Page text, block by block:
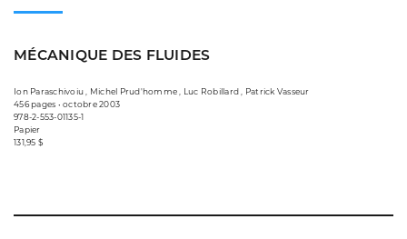
MÉCANIQUE DES FLUIDES
Ion Paraschivoiu , Michel Prud'homme , Luc Robillard , Patrick Vasseur
456 pages • octobre 2003
978-2-553-01135-1
Papier
131,95 $